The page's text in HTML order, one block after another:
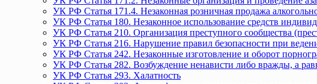
УК РФ Статья 171.4. Незаконная розничная продажа
УК РФ Статья 180. Незаконное использование средств
УК РФ Статья 210. Организация преступного сообщества
УК РФ Статья 216. Нарушение правил безопасности при
УК РФ Статья 242. Незаконные изготовление и оборот
УК РФ Статья 282. Возбуждение ненависти либо вражды, а
УК РФ Статья 293. Халатность